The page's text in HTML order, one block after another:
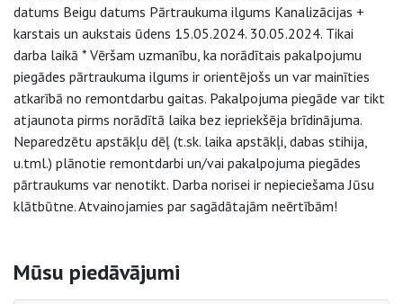
datums Beigu datums Pārtraukuma ilgums Kanalizācijas +
karstais un aukstais ūdens 15.05.2024. 30.05.2024. Tikai
darba laikā * Vēršam uzmanību, ka norādītais pakalpojumu
piegādes pārtraukuma ilgums ir orientējošs un var mainīties
atkarībā no remontdarbu gaitas. Pakalpojuma piegāde var tikt
atjaunota pirms norādītā laika bez iepriekšēja brīdinājuma.
Neparedzētu apstākļu dēļ (t.sk. laika apstākļi, dabas stihija,
u.tml.) plānotie remontdarbi un/vai pakalpojuma piegādes
pārtraukums var nenotikt. Darba norisei ir nepieciešama Jūsu
klātbūtne. Atvainojamies par sagādātajām neērtībām!
Sāna navigācija
Mūsu piedāvājumi